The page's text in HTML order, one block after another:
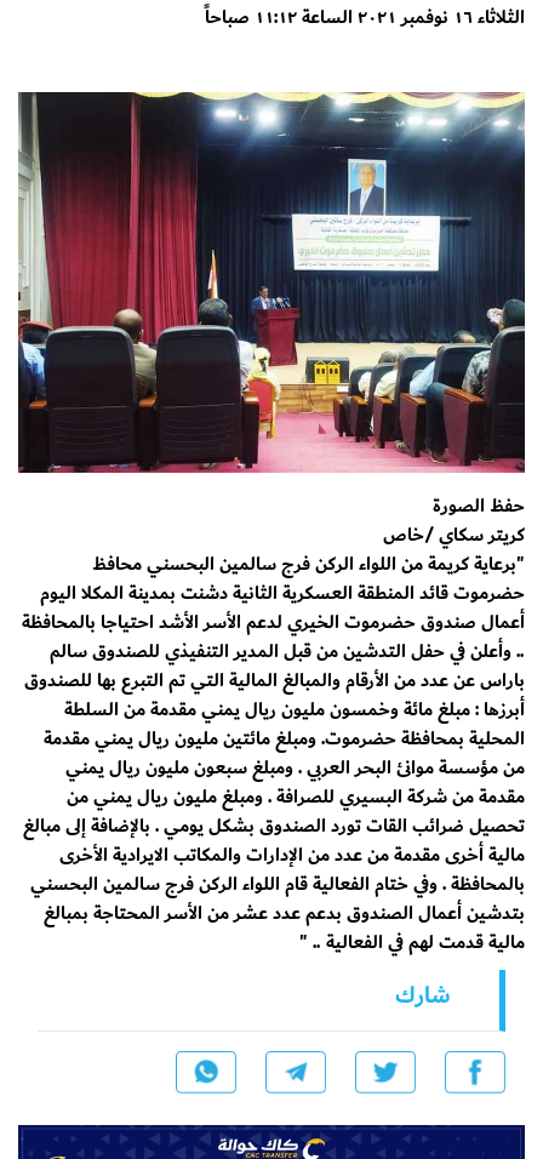
الثلاثاء ١٦ نوفمبر ٢٠٢١ الساعة ١١:١٢ صباحاً
حفظ الصورة
كريتر سكاي /خاص
"برعاية كريمة من اللواء الركن فرج سالمين البحسني محافظ
حضرموت قائد المنطقة العسكرية الثانية دشنت بمدينة المكلا اليوم
أعمال صندوق حضرموت الخيري لدعم الأسر الأشد احتياجا بالمحافظة
.. وأعلن في حفل التدشين من قبل المدير التنفيذي للصندوق سالم
باراس عن عدد من الأرقام والمبالغ المالية التي تم التبرع بها للصندوق
أبرزها : مبلغ مائة وخمسون مليون ريال يمني مقدمة من السلطة
المحلية بمحافظة حضرموت. ومبلغ مائتين مليون ريال يمني مقدمة
من مؤسسة موانئ البحر العربي . ومبلغ سبعون مليون ريال يمني
مقدمة من شركة البسيري للصرافة . ومبلغ مليون ريال يمني من
تحصيل ضرائب القات تورد الصندوق بشكل يومي . بالإضافة إلى مبالغ
مالية أخرى مقدمة من عدد من الإدارات والمكاتب الايرادية الأخرى
بالمحافظة . وفي ختام الفعالية قام اللواء الركن فرج سالمين البحسني
بتدشين أعمال الصندوق بدعم عدد عشر من الأسر المحتاجة بمبالغ
مالية قدمت لهم في الفعالية .. "
شارك